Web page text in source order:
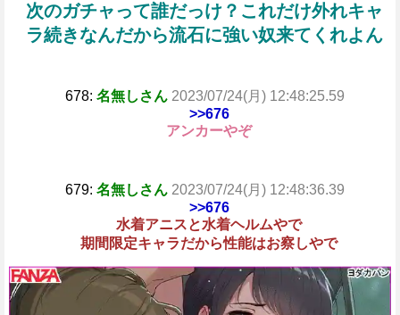
次のガチャって誰だっけ？これだけ外れキャ
ラ続きなんだから流石に強い奴来てくれよん
678: 名無しさん 2023/07/24(月) 12:48:25.59
>>676
アンカーやぞ
679: 名無しさん 2023/07/24(月) 12:48:36.39
>>676
水着アニスと水着ヘルムやで
期間限定キャラだから性能はお察しやで